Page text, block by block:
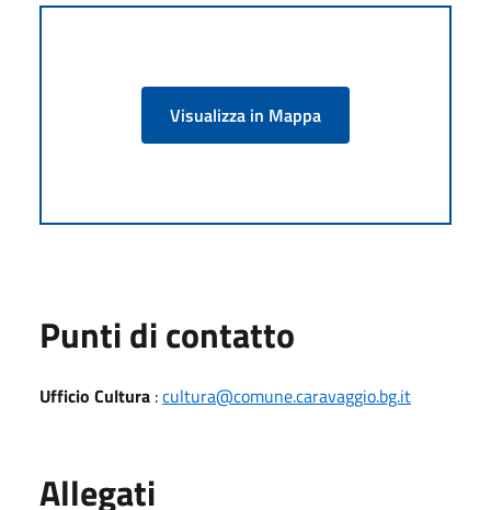
Visualizza in Mappa
Punti di contatto
Ufficio Cultura :cultura@comune.caravaggio.bg.it
Allegati